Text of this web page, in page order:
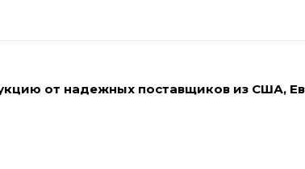
от надежных поставщиков из США,